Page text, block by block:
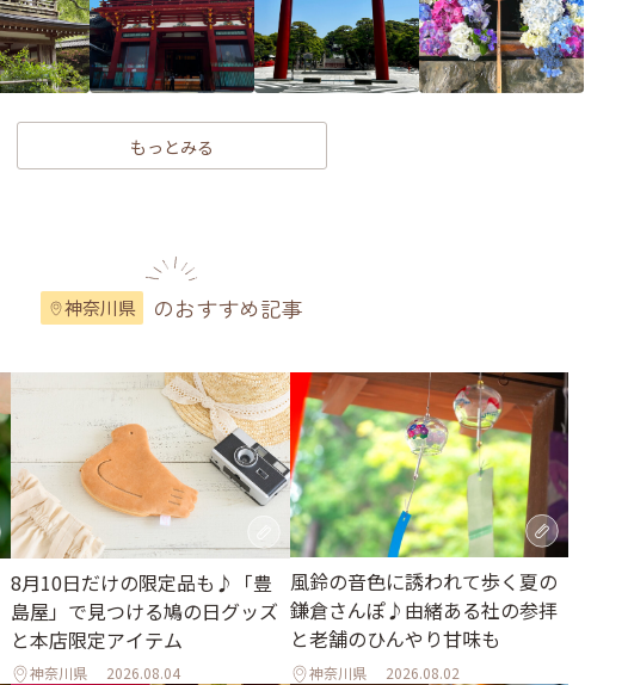
もっとみる
神奈川県 のおすすめ記事
8月10日だけの限定品も♪「豊
島屋」で見つける鳩の日グッズ
と本店限定アイテム
神奈川県 2026.08.04
風鈴の音色に誘われて歩く夏の
鎌倉さんぽ♪由緒ある社の参拝
と老舗のひんやり甘味も
神奈川県 2026.08.02